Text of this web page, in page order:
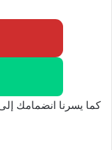
كما يسرنا انضمامك